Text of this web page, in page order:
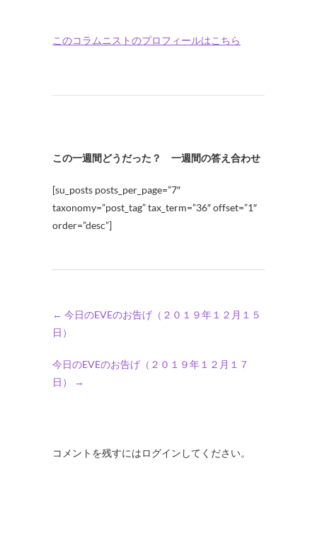
このコラムニストのプロフィールはこちら
この一週間どうだった？ 一週間の答え合わせ
[su_posts posts_per_page=”7″
taxonomy=”post_tag” tax_term=”36″ offset=”1″
order=”desc”]
← 今日のEVEのお告げ（２０１９年１２月１５
日）
今日のEVEのお告げ（２０１９年１２月１７
日）
→
コメントを残すにはログインしてください。